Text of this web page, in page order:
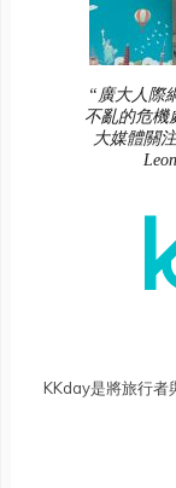
“廣大人際
不亂的危機
大媒體關
KKday是將旅行者